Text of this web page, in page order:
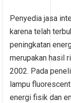
Penyedia jasa
karena telah
peningkatan
merupakan hasil
2002. Pada
lampu
energi fisik dan